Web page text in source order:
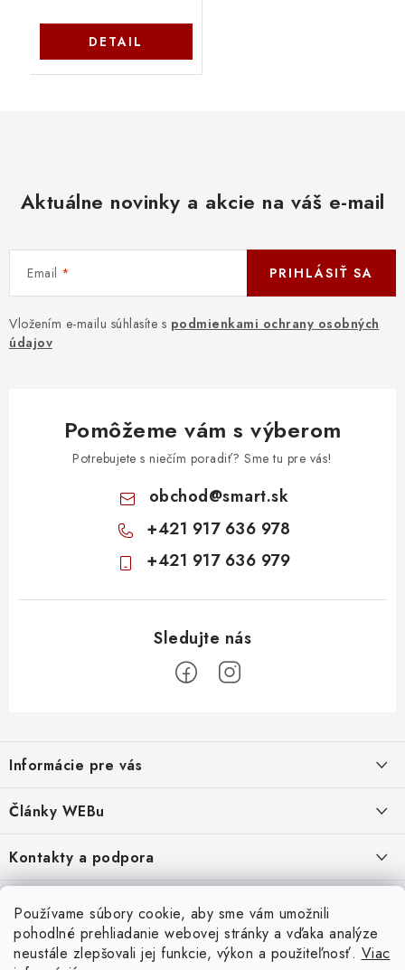
Používame súbory cookie, aby sme vám umožnili
pohodlné prehliadanie webovej stránky a vďaka analýze
neustále zlepšovali jej funkcie, výkon a použiteľnosť. Viac
DETAIL
Aktuálne novinky a akcie na váš e-mail
Email
Vložením e-mailu súhlasíte s podmienkami ochrany osobných
údajov
PRIHLÁSIŤ SA
Pomôžeme vám s výberom
Potrebujete s niečím poradiť? Sme tu pre vás!
obchod@smart.sk
+421 917 636 978
+421 917 636 979
p
ä
e
Informácie pre vás
Obchodné podmienky
Moja objednávka
Odstúpenie od zmluvy
Formuláre na stiahnutie
Články WEBu
Dôležité oznamy
16.6.2026
Nákup na splátky
23.10.2022
Kontakty a podpora
2.8.2022
Doprava a Platba
Servisné služby
Servis a služby pre Vás
5.3.2022
Doprava - UPS Doprava - Packeta Splátky - Home Credit